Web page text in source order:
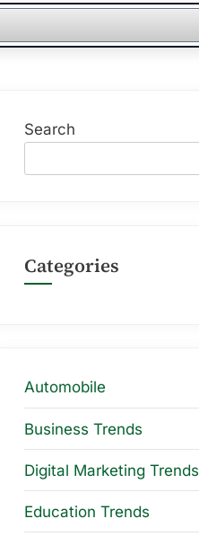
Search
Categories
Automobile
Business Trends
Digital Marketing Trends
Education Trends